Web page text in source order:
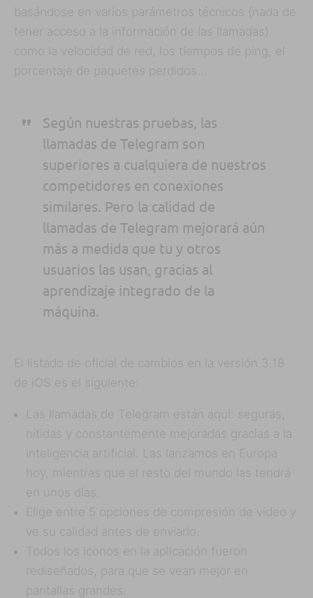
basándose en varios parámetros técnicos (nada de
tener acceso a la información de las llamadas)
como la velocidad de red, los tiempos de ping, el
porcentaje de paquetes perdidos…
Según nuestras pruebas, las
llamadas de Telegram son
superiores a cualquiera de nuestros
competidores en conexiones
similares. Pero la calidad de
llamadas de Telegram mejorará aún
más a medida que tu y otros
usuarios las usan, gracias al
aprendizaje integrado de la
máquina.
El listado de oficial de cambios en la versión 3.18
de iOS es el siguiente:
Las llamadas de Telegram están aquí: seguras,
nítidas y constantemente mejoradas gracias a la
inteligencia artificial. Las lanzamos en Europa
hoy, mientras que el resto del mundo las tendrá
en unos días.
Elige entre 5 opciones de compresión de video y
ve su calidad antes de enviarlo.
Todos los iconos en la aplicación fueron
rediseñados, para que se vean mejor en
pantallas grandes.